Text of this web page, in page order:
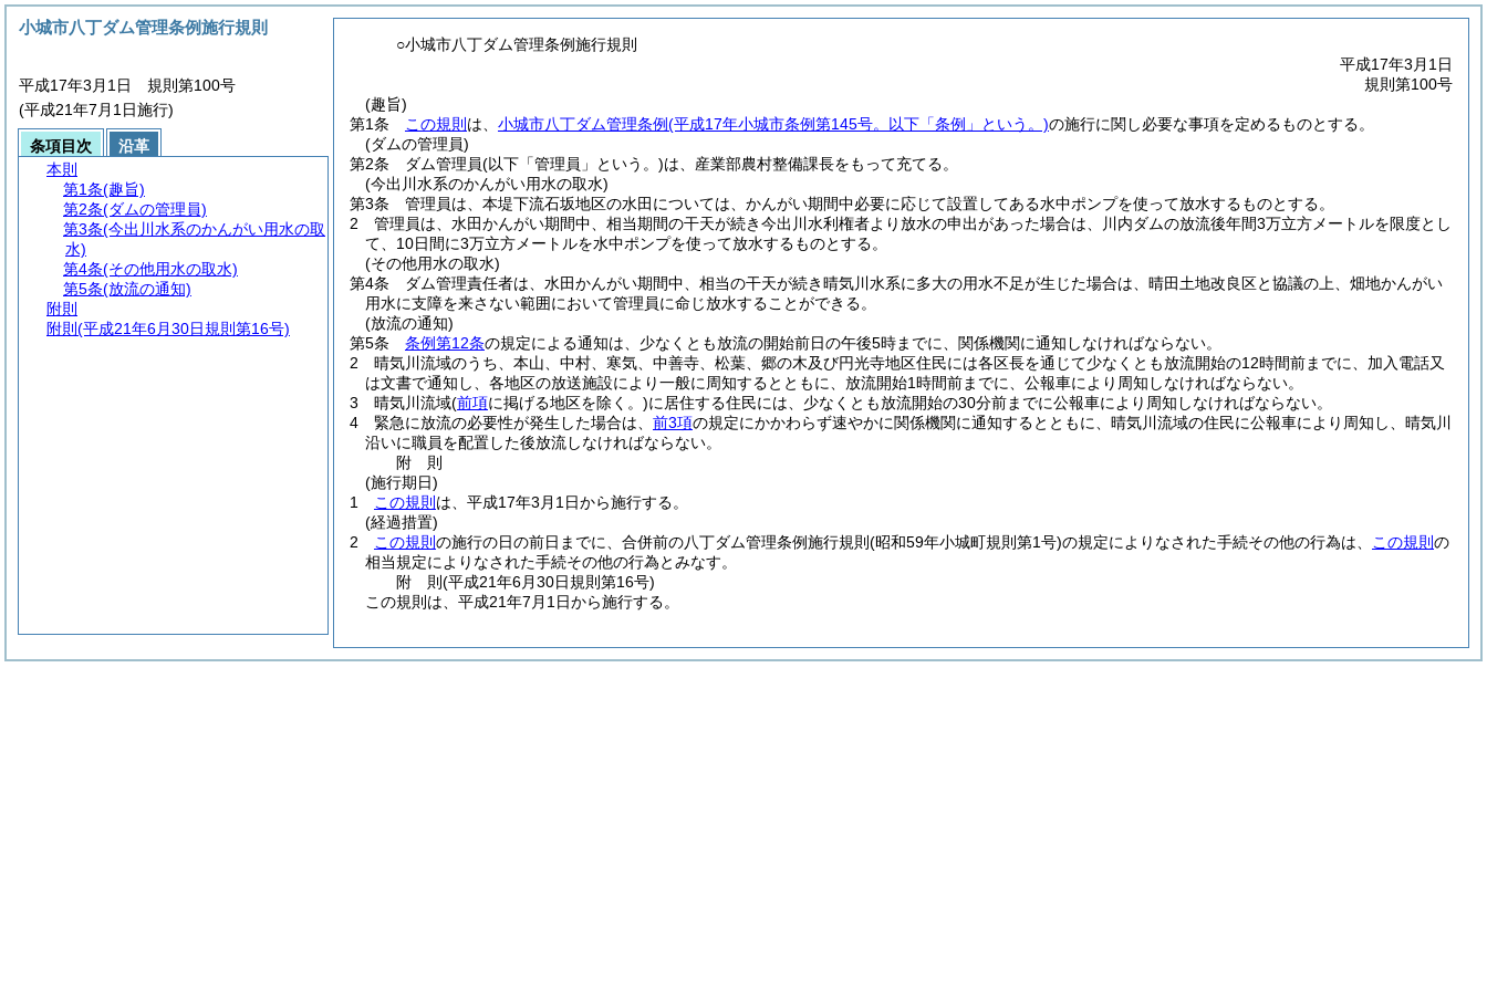
○小城市八丁ダム管理条例施行規則
平成17年3月1日
規則第100号
(趣旨)
第1条
この規則 は、 小城市八丁ダム管理条例(平成17年小城市条例第145号。以下「条例」という。)の施行に関し必要な事項を定めるものとする。
(ダムの管理員)
第2条
ダム管理員(以下「管理員」という。)は、産業部農村整備課長をもって充てる。
(今出川水系のかんがい用水の取水)
第3条
管理員は、本堤下流石坂地区の水田については、かんがい期間中必要に応じて設置してある水中ポンプを使って放水するものとする。
2
管理員は、水田かんがい期間中、相当期間の干天が続き今出川水利権者より放水の申出があった場合は、川内ダムの放流後年間3万立方メートルを限度とし
て、10日間に3万立方メートルを水中ポンプを使って放水するものとする。
(その他用水の取水)
第4条
ダム管理責任者は、水田かんがい期間中、相当の干天が続き晴気川水系に多大の用水不足が生じた場合は、晴田土地改良区と協議の上、畑地かんがい
用水に支障を来さない範囲において管理員に命じ放水することができる。
(放流の通知)
第5条
条例第12条の規定による通知は、少なくとも放流の開始前日の午後5時までに、関係機関に通知しなければならない。
2
晴気川流域のうち、本山、中村、寒気、中善寺、松葉、郷の木及び円光寺地区住民には各区長を通じて少なくとも放流開始の12時間前までに、加入電話又
は文書で通知し、各地区の放送施設により一般に周知するとともに、放流開始1時間前までに、公報車により周知しなければならない。
3
晴気川流域(前項に掲げる地区を除く。)に居住する住民には、少なくとも放流開始の30分前までに公報車により周知しなければならない。
4
緊急に放流の必要性が発生した場合は、 前3項の規定にかかわらず速やかに関係機関に通知するとともに、晴気川流域の住民に公報車により周知し、晴気川
沿いに職員を配置した後放流しなければならない。
附 則
(施行期日)
1
この規則 は、平成17年3月1日から施行する。
(経過措置)
2
この規則 の施行の日の前日までに、合併前の八丁ダム管理条例施行規則 (昭和59年小城町規則第1号)の規定によりなされた手続その他の行為は、 この規則 の
相当規定によりなされた手続その他の行為とみなす。
附 則(平成21年6月30日規則第16号)
この規則は、平成21年7月1日から施行する。
小城市八丁ダム管理条例施行規則
平成17年3月1日 規則第100号
(平成21年7月1日施行)
条項目次
沿革
本則
第1条(趣旨)
第2条(ダムの管理員)
第3条(今出川水系のかんがい用水の取
水)
第4条(その他用水の取水)
第5条(放流の通知)
附則
附則 (平成21年6月30日規則第16号)